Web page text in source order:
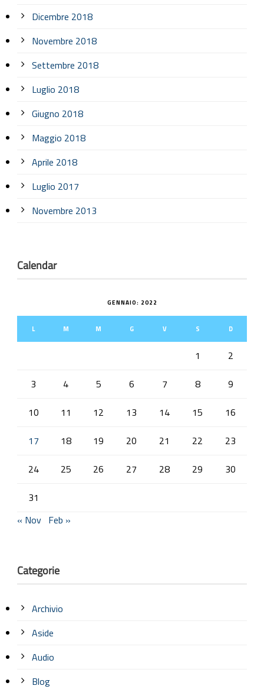
Dicembre 2018
Novembre 2018
Settembre 2018
Luglio 2018
Giugno 2018
Maggio 2018
Aprile 2018
Luglio 2017
Novembre 2013
Calendar
GENNAIO: 2022
L M M G V S D
1
2
3
4 5 6 7 8
9
10
11 12 13 14 15
16
17
18 19 20 21 22
23
24
25 26 27 28 29
30
31
« Nov Feb »
Categorie
Archivio
Aside
Audio
Blog